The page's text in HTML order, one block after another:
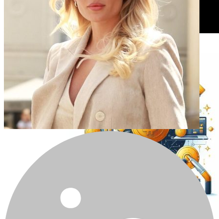
Тижневий технічний аналіз BTC від Mako Sharks